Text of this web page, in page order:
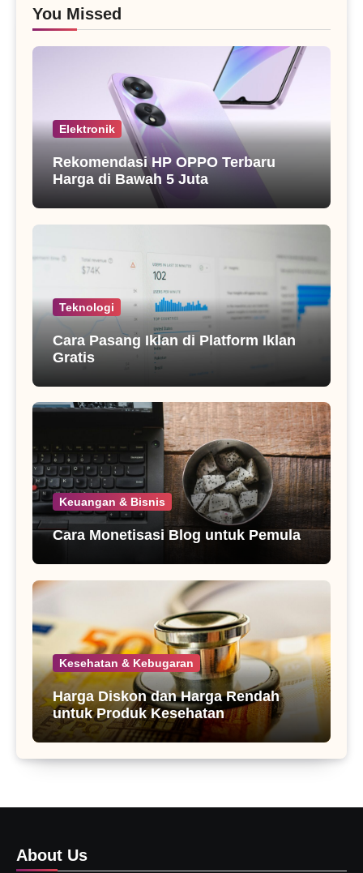
You Missed
Elektronik
Rekomendasi HP OPPO Terbaru
Harga di Bawah 5 Juta
Teknologi
Cara Pasang Iklan di Platform Iklan
Gratis
Keuangan & Bisnis
Cara Monetisasi Blog untuk Pemula
Kesehatan & Kebugaran
Harga Diskon dan Harga Rendah
untuk Produk Kesehatan
About Us